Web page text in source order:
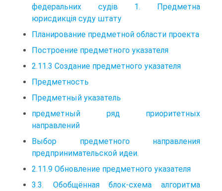
федеральних судів 1. Предметна
юрисдикція суду штату
Планирование предметной области проекта
Построение предметного указателя
2.11.3 Создание предметного указателя
Предметность
Предметный указатель
предметный ряд приоритетных
направлений
Выбор предметного направления
предпринимательской идеи.
2.11.9 Обновление предметного указателя
3.3. Обобщённая блок-схема алгоритма